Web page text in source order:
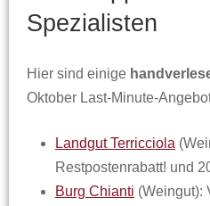
Spezialisten
Hier sind einige
Oktober Last-Minute-
Landgut Terricciola
Restpostenrabatt! und
Burg Chianti (Weingut):